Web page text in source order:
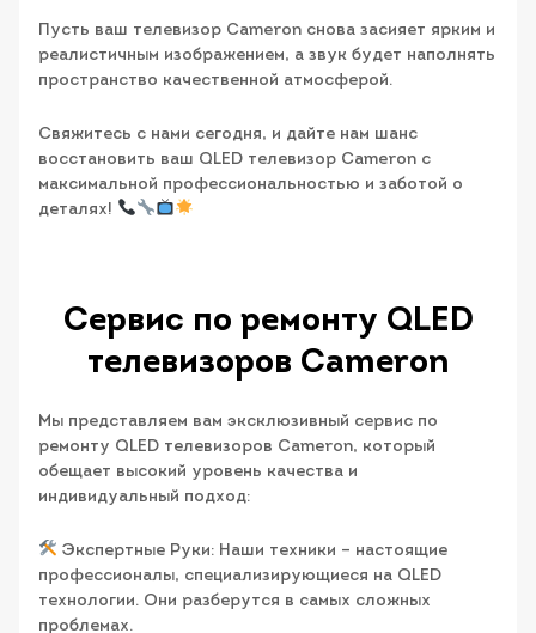
Пусть ваш телевизор Cameron снова засияет ярким и
реалистичным изображением, а звук будет наполнять
пространство качественной атмосферой.
Свяжитесь с нами сегодня, и дайте нам шанс
восстановить ваш QLED телевизор Cameron с
максимальной профессиональностью и заботой о
деталях!
Сервис по ремонту QLED
телевизоров Cameron
Мы представляем вам эксклюзивный сервис по
ремонту QLED телевизоров Cameron, который
обещает высокий уровень качества и
индивидуальный подход:
Экспертные Руки: Наши техники – настоящие
профессионалы, специализирующиеся на QLED
технологии. Они разберутся в самых сложных
проблемах.